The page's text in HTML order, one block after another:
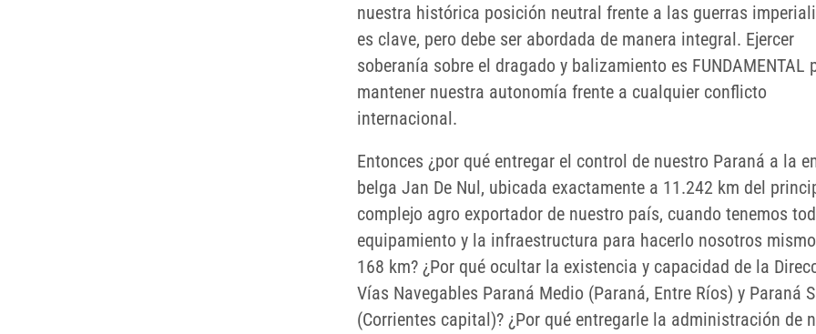
nuestra histórica posición neutral frente a las guerras
es clave, pero debe ser abordada de manera integral. Ejercer
soberanía sobre el dragado y balizamiento es FUNDAMENTAL
mantener nuestra autonomía frente a cualquier conflicto
internacional.
Entonces ¿por qué entregar el control de nuestro Paraná a la
belga Jan De Nul, ubicada exactamente a 11.242 km del
complejo agro exportador de nuestro país, cuando tenemos
equipamiento y la infraestructura para hacerlo nosotros
168 km? ¿Por qué ocultar la existencia y capacidad de la
Vías Navegables Paraná Medio (Paraná, Entre Ríos) y Paraná
(Corrientes capital)? ¿Por qué entregarle la administración de